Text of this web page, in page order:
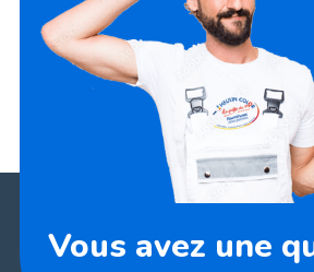
Vous avez une